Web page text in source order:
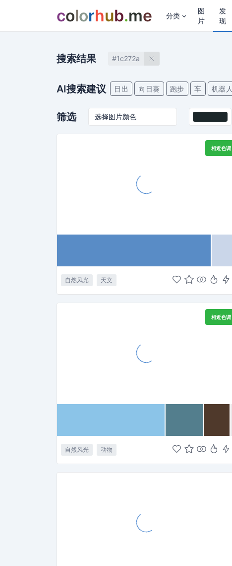
colorhub.me 分类
图
片
发
现
搜索结果 #1c272a
AI搜索建议 日出 向日葵 跑步 车 机器人
筛选
相近色调
自然风光 天文
相近色调
自然风光 动物